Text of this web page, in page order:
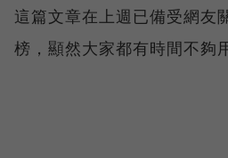
這篇文章在上週已備受網友
榜，顯然大家都有時間不夠